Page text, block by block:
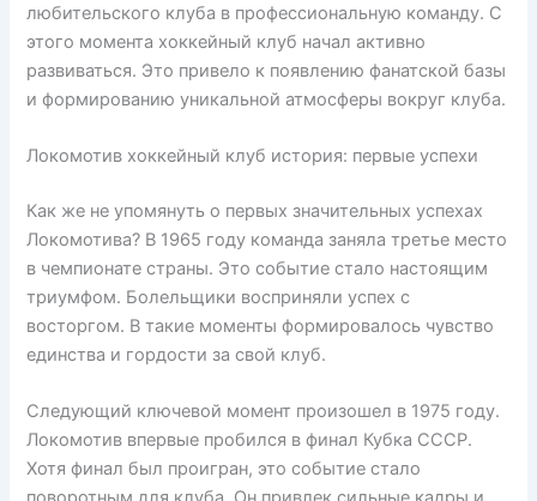
любительского клуба в профессиональную команду. С
этого момента хоккейный клуб начал активно
развиваться. Это привело к появлению фанатской базы
и формированию уникальной атмосферы вокруг клуба.
Локомотив хоккейный клуб история: первые успехи
Как же не упомянуть о первых значительных успехах
Локомотива? В 1965 году команда заняла третье место
в чемпионате страны. Это событие стало настоящим
триумфом. Болельщики восприняли успех с
восторгом. В такие моменты формировалось чувство
единства и гордости за свой клуб.
Следующий ключевой момент произошел в 1975 году.
Локомотив впервые пробился в финал Кубка СССР.
Хотя финал был проигран, это событие стало